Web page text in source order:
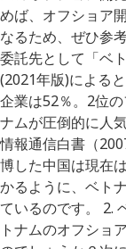
めば、オフショア
なるため、ぜひ参
委託先として「ベ
(2021年版)による
企業は52％。2位
ナムが圧倒的に人
情報通信白書（
博した中国は現在
かるように、ベト
ているのです。 2.
トナムのオフショ